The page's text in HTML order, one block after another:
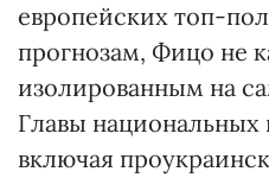
европейских топ-
прогнозам, Фицо не
изолированным на
Главы национальных
включая